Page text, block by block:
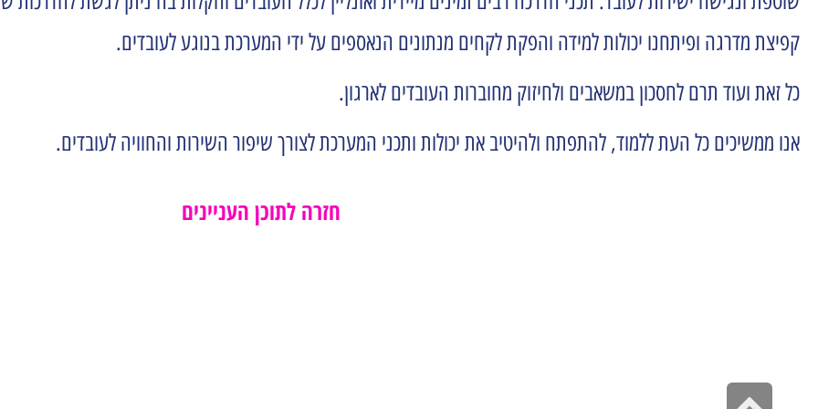
קפיצת מדרגה ופיתחנו יכולות למידה והפקת לקחים מנתונים הנאספים על ידי המערכת בנוגע לעובדים.
כל זאת ועוד תרם לחסכון במשאבים ולחיזוק מחוברות העובדים לארגון.
אנו ממשיכים כל העת ללמוד, להתפתח ולהיטיב את יכולות ותכני המערכת לצורך שיפור השירות והחוויה לעובדים.
חזרה לתוכן העניינים